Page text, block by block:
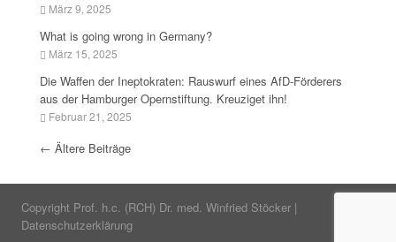
März 9, 2025
What is going wrong in Germany?
März 15, 2025
Die Waffen der Ineptokraten: Rauswurf eines AfD-Förderers
aus der Hamburger Opernstiftung. Kreuziget ihn!
Februar 21, 2025
ARCHIV
← Ältere Beiträge
Copyright Prof. h.c. (RCH) Dr. med. Winfried Stöcker |
Datenschutzerklärung